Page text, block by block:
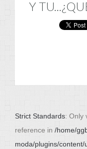
Y
Strict Standards: Only
reference in /home/
moda/plugins/